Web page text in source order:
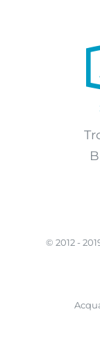
© 2012 -